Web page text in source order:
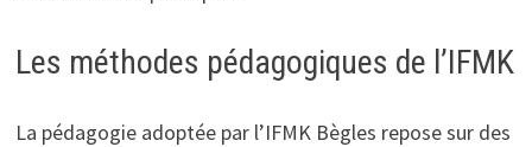
Les méthodes pédagogiques de l’IFMK
La pédagogie adoptée par l’IFMK Bègles repose sur des